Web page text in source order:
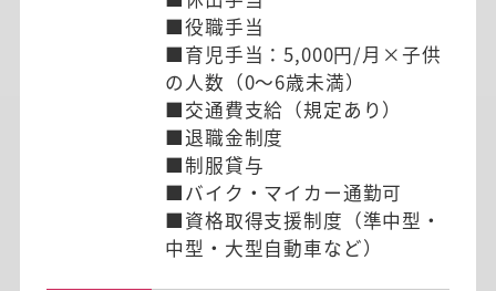
■役職手当
■育児手当：5,000円/月×子供
の人数（0～6歳未満）
■交通費支給（規定あり）
■退職金制度
■制服貸与
■バイク・マイカー通勤可
■資格取得支援制度（準中型・
中型・大型自動車など）